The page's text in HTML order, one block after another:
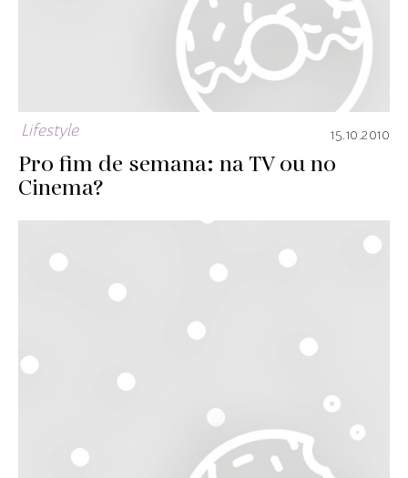
Lifestyle 15.10.2010
Pro fim de semana: na TV ou no
Cinema?